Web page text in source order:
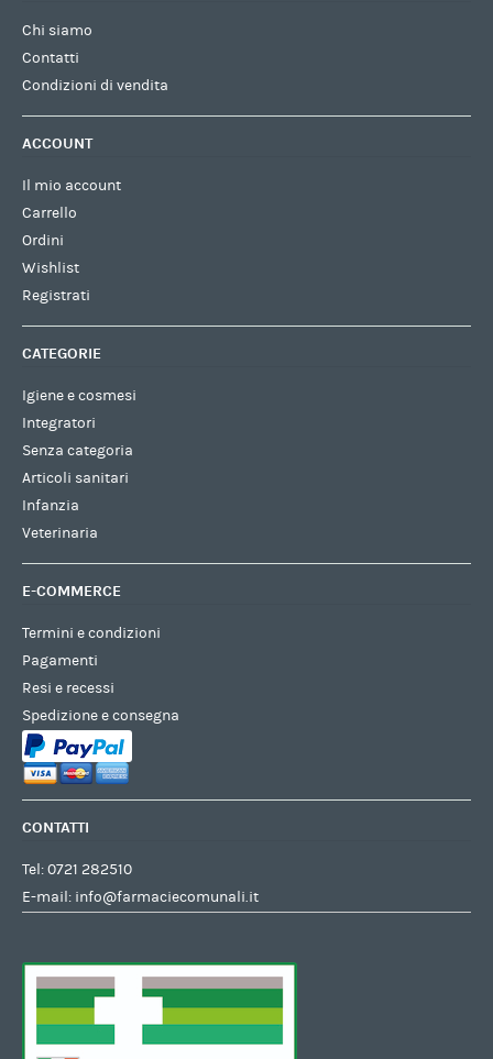
Chi siamo
Contatti
Condizioni di vendita
ACCOUNT
Il mio account
Carrello
Ordini
Wishlist
Registrati
CATEGORIE
Igiene e cosmesi
Integratori
Senza categoria
Articoli sanitari
Infanzia
Veterinaria
E-COMMERCE
Termini e condizioni
Pagamenti
Resi e recessi
Spedizione e consegna
CONTATTI
Tel:0721 282510
E-mail: info@farmaciecomunali.it